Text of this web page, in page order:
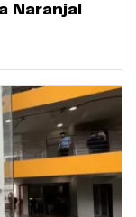
Naranjal